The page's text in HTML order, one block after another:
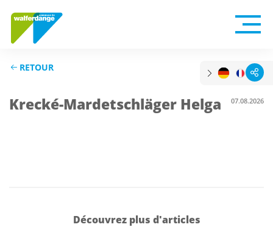
RETOUR
Krecké-Mardetschläger Helga 07.08.2026
Découvrez plus d'articles